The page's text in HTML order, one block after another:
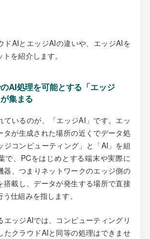
ドAIとエッジAIの違いや、エッジAIを
を紹介します。
AI処理を可能とする「エッジ
集まる
ているのが、「エッジAI」です。エッ
タが生成された場所の近くでデータ処
ジコンピューティング」と「AI」を組
で、PCをはじめとする端末や実際に
器、つまりネットワークのエッジ側の
搭載し、データが発生する場所で直接
仕組みを指します。
エッジAIでは、コンピューティングリ
たクラウドAIと同等の処理はできませ